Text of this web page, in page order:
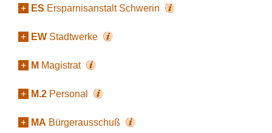
+ ES Ersparnisanstalt Schwerin
+ EW Stadtwerke
+ M Magistrat
+ M.2 Personal
+ MA Bürgerausschuß